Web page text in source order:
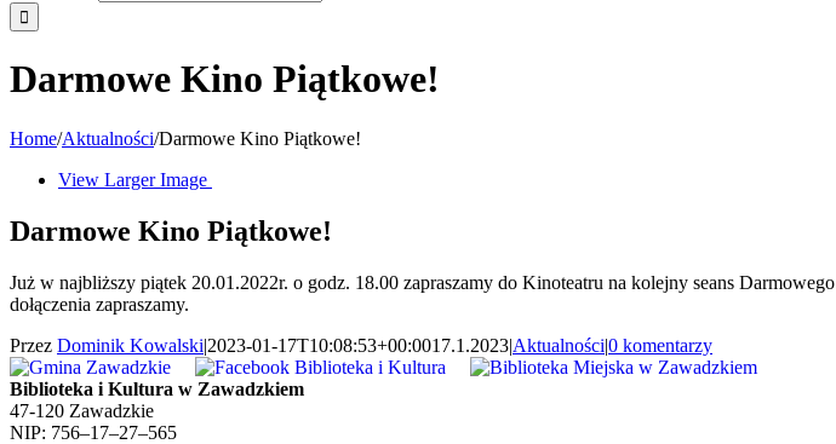
Darmowe Kino Piątkowe!
Home/Aktualności/Darmowe Kino Piątkowe!
View Larger Image
Darmowe Kino Piątkowe!
Już w najbliższy piątek 20.01.2022r. o godz. 18.00 zapraszamy do Kinoteatru na kolejny seans
dołączenia zapraszamy.
Przez Dominik Kowalski|2023-01-17T10:08:53+00:0017.1.2023|Aktualności|0 komentarzy
Biblioteka i Kultura w Zawadzkiem
47-120 Zawadzkie
NIP: 756–17–27–565